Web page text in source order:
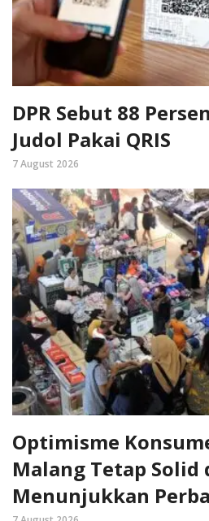
DPR Sebut 88
Judol Pakai QRIS
7 August 2026
Optimisme
Malang Tetap Solid
Menunjukkan